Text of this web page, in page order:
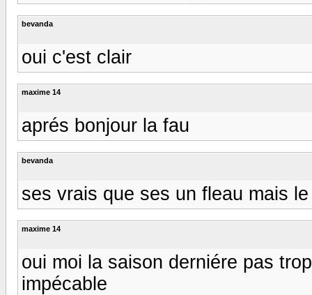
bevanda
oui c'est clair
maxime 14
aprés bonjour la fau
bevanda
ses vrais que ses un fleau mais
maxime 14
oui moi la saison derniére pas
impécable